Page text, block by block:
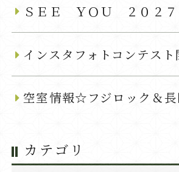
ＳＥＥ ＹＯＵ ２０２７
空室情報☆フジロック＆長
カテゴリ